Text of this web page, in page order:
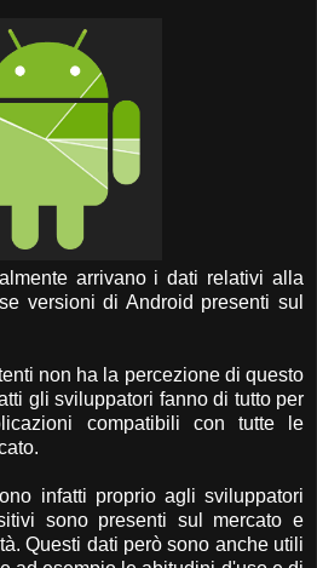
arrivano i dati relativi alla
versioni di Android presenti sul
non ha la percezione di questo
gli sviluppatori fanno di tutto per
compatibili con tutte le
infatti proprio agli sviluppatori
sono presenti sul mercato e
Questi dati però sono anche utili